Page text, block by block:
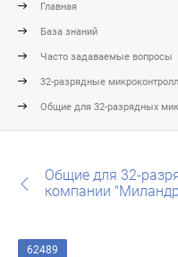
Главная
База знаний
Часто задаваемые вопросы
32-разрядные
Общие для 32-разрядных
Общие для 32-
компании
62489